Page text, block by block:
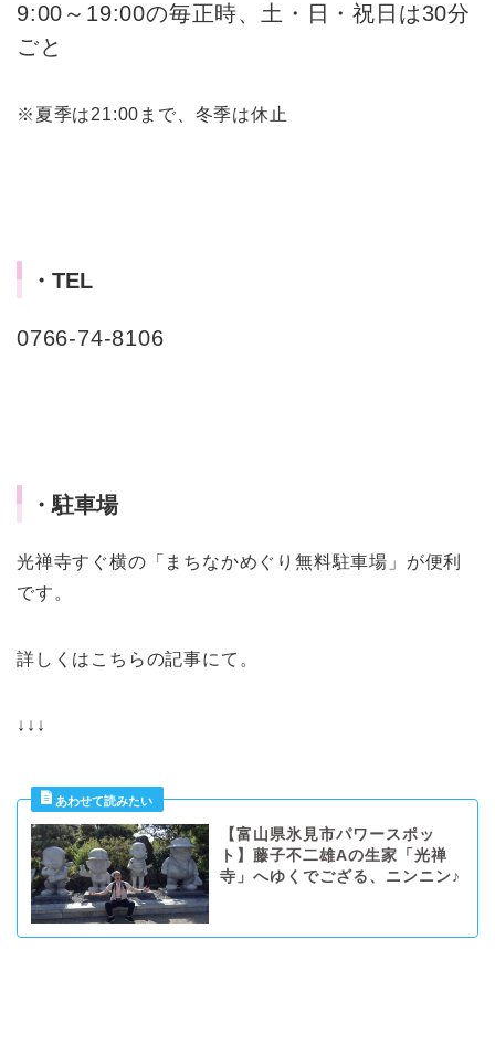
9:00～19:00の毎正時、土・日・祝日は30分
ごと
※夏季は21:00まで、冬季は休止
・TEL
0766-74-8106
・駐車場
光禅寺すぐ横の「まちなかめぐり無料駐車場」が便利
です。
詳しくはこちらの記事にて。
↓↓↓
【富山県氷見市パワースポッ
ト】藤子不二雄Aの生家「光禅
寺」へゆくでござる、ニンニン♪